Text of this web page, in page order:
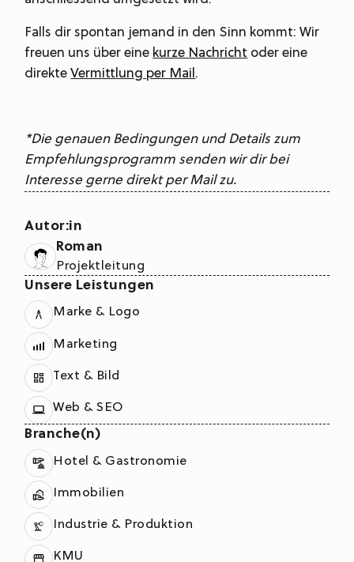
Falls dir spontan jemand in den Sinn kommt: Wir
freuen uns über eine kurze Nachricht oder eine
direkteVermittlung per Mail .
*Die genauen Bedingungen und Details zum
Empfehlungsprogramm senden wir dir bei
Interesse gerne direkt per Mail zu.
Autor:in
Roman
Projektleitung
Unsere Leistungen
Marke & Logo
Marketing
Text & Bild
Web & SEO
Branche(n)
Hotel & Gastronomie
Immobilien
Industrie & Produktion
KMU